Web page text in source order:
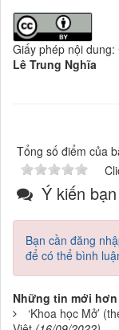
Giấy phép nội dung:
Lê Trung Nghĩa
Tổng số điểm của
Ý kiến
Bạn cần đăng
để có thể bình
Những tin mới hơn
‘Khoa học Mở’